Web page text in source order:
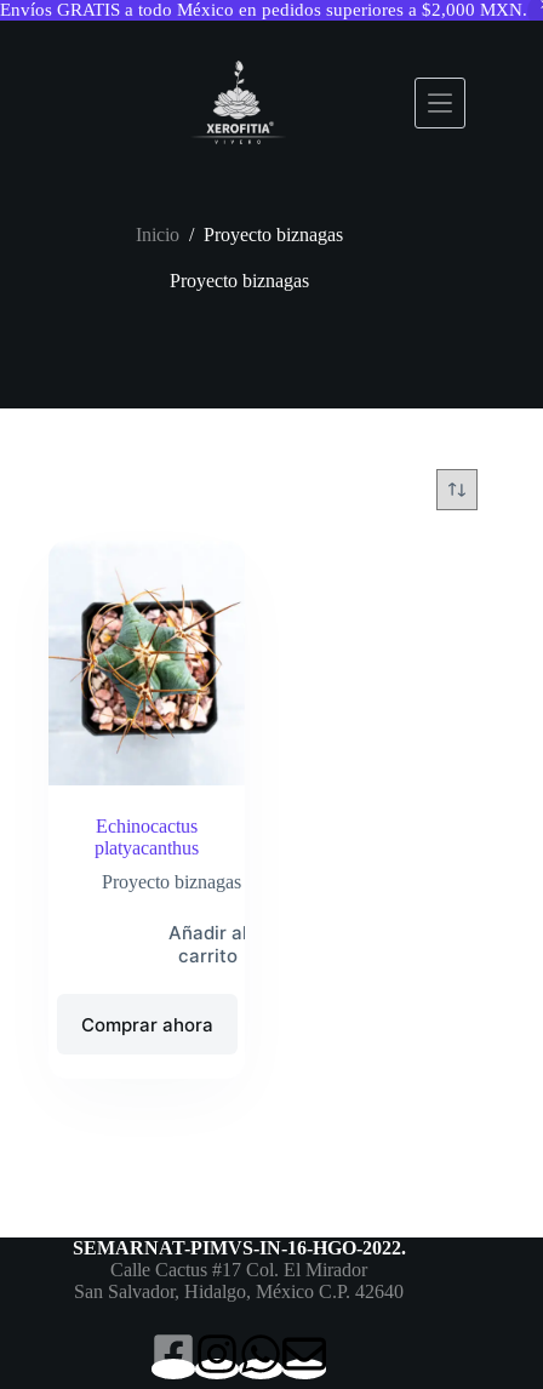
Envíos GRATIS a todo México en pedidos superiores a $2,000 MXN.
Inicio / Proyecto biznagas
Proyecto biznagas
Echinocactus
platyacanthus
Proyecto biznagas
Añadir al
carrito
Comprar ahora
SEMARNAT-PIMVS-IN-16-HGO-2022.
Calle Cactus #17 Col. El Mirador
San Salvador, Hidalgo, México C.P. 42640